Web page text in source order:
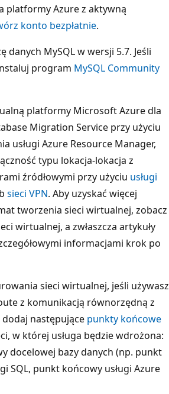
platformy Azure z aktywną
konto bezpłatnie.
danych MySQL w wersji 5.7. Jeśli
program MySQL Community
platformy Microsoft Azure dla
Migration Service przy użyciu
usługi Azure Resource Manager,
typu lokacja-lokacja z
źródłowymi przy użyciu usługi
sieci VPN. Aby uzyskać więcej
tworzenia sieci wirtualnej, zobacz
wirtualnej, a zwłaszcza artykuły
informacjami krok po
sieci wirtualnej, jeśli używasz
z komunikacją równorzędną z
następujące punkty końcowe
w której usługa będzie wdrożona:
docelowej bazy danych (np. punkt
SQL, punkt końcowy usługi Azure